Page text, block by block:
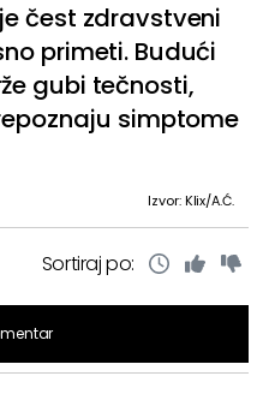
čest zdravstveni
primeti. Budući
gubi tečnosti,
simptome
Izvor: Klix/A.Ć.
Sortiraj po: